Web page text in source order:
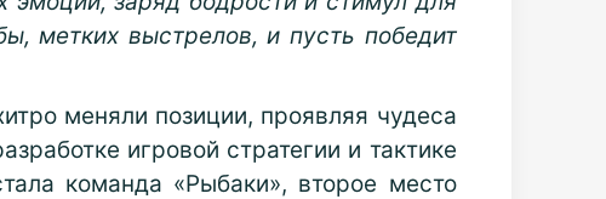
метких выстрелов, и пусть победит
меняли позиции, проявляя чудеса
игровой стратегии и тактике
команда «Рыбаки», второе место